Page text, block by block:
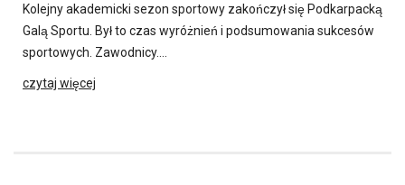
Kolejny akademicki sezon sportowy zakończył się Podkarpacką
Galą Sportu. Był to czas wyróżnień i podsumowania sukcesów
sportowych. Zawodnicy….
czytaj więcej